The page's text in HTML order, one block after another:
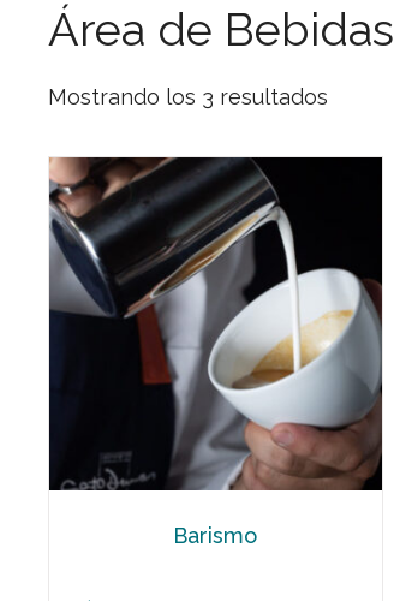
Área de Bebidas
Mostrando los 3 resultados
Barismo